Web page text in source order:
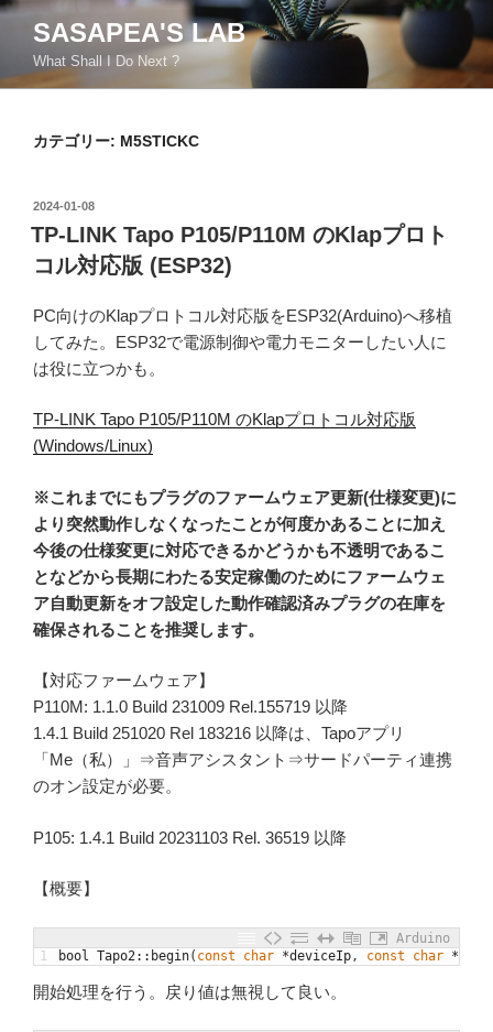
コ
ン
SASAPEA'S LAB
What Shall I Do Next ?
カテゴリー: M5STICKC
投
稿
日:
2024-01-08
TP-LINK Tapo P105/P110M のKlapプロト
コル対応版 (ESP32)
PC向けのKlapプロトコル対応版をESP32(Arduino)へ移植
してみた。ESP32で電源制御や電力モニターしたい人に
は役に立つかも。
TP-LINK Tapo P105/P110M のKlapプロトコル対応版
(Windows/Linux)
※これまでにもプラグのファームウェア更新(仕様変更)に
より突然動作しなくなったことが何度かあることに加え
今後の仕様変更に対応できるかどうかも不透明であるこ
となどから長期にわたる安定稼働のためにファームウェ
ア自動更新をオフ設定した動作確認済みプラグの在庫を
確保されることを推奨します。
【対応ファームウェア】
P110M: 1.1.0 Build 231009 Rel.155719 以降
1.4.1 Build 251020 Rel 183216 以降は、Tapoアプリ
「Me（私）」⇒音声アシスタント⇒サードパーティ連携
のオン設定が必要。
P105: 1.4.1 Build 20231103 Rel. 36519 以降
【概要】
Arduino
1
bool Tapo2 :: begin( const char *deviceIp , const char *
開始処理を行う。戻り値は無視して良い。